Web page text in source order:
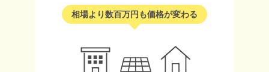
相場より数百万円も価格が変わる